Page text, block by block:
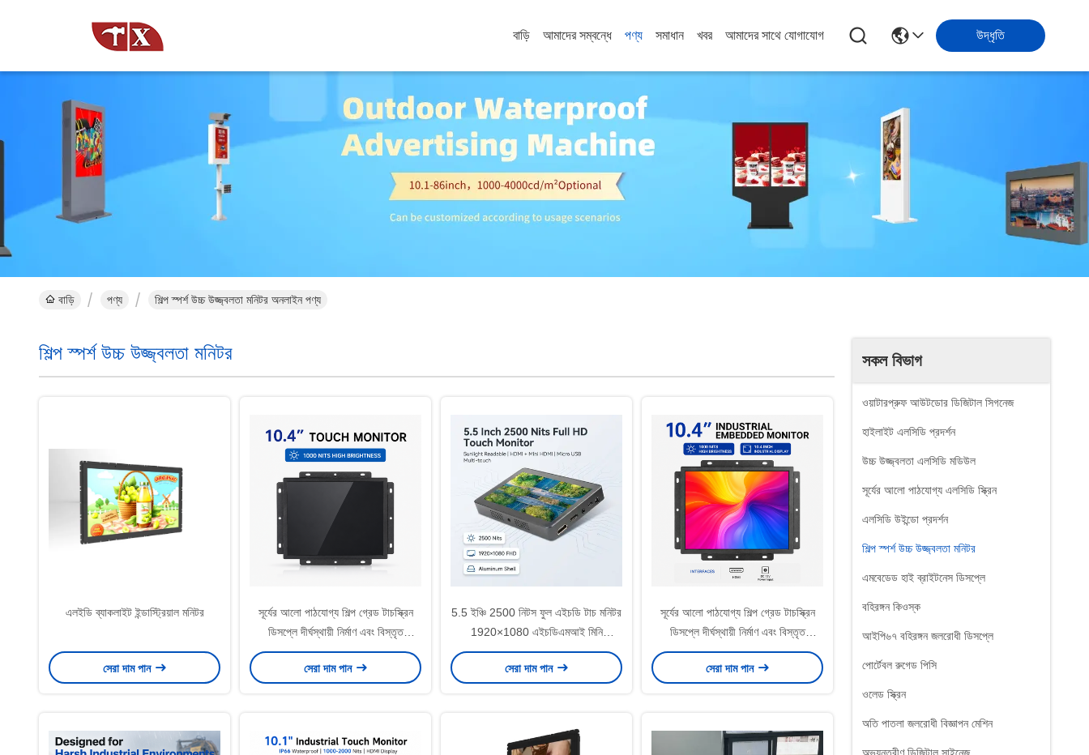
বাড়ি আমাদের সম্বন্ধে পণ্য সমাধান খবর আমাদের সাথে যোগাযোগ উদ্ধৃতি
বাড়ি পণ্য শিল্প স্পর্শ উচ্চ উজ্জ্বলতা মনিটর অনলাইন পণ্য
সকল বিভাগ
ওয়াটারপ্রুফ আউটডোর ডিজিটাল সিগনেজ
হাইলাইট এলসিডি প্রদর্শন
উচ্চ উজ্জ্বলতা এলসিডি মডিউল
সূর্যের আলো পাঠযোগ্য এলসিডি স্ক্রিন
এলসিডি উইন্ডো প্রদর্শন
শিল্প স্পর্শ উচ্চ উজ্জ্বলতা মনিটর
এমবেডেড হাই ব্রাইটনেস ডিসপ্লে
বহিরঙ্গন কিওস্ক
আইপি৬৭ বহিরঙ্গন জলরোধী ডিসপ্লে
পোর্টেবল রুগেড পিসি
ওলেড স্ক্রিন
অতি পাতলা জলরোধী বিজ্ঞাপন মেশিন
শিল্প স্পর্শ উচ্চ উজ্জ্বলতা মনিটর
এলইডি ব্যাকলাইট ইন্ডাস্ট্রিয়াল মনিটর
সেরা দাম পান
সূর্যের আলো পাঠযোগ্য শিল্প গ্রেড টাচস্ক্রিন
ডিসপ্লে দীর্ঘস্থায়ী নির্মাণ এবং বিস্তৃত
অপারেটিং তাপমাত্রা পরিসীমা বৈশিষ্ট্যযুক্ত
সেরা দাম পান
5.5 ইঞ্চি 2500 নিটস ফুল এইচডি টাচ মনিটর
1920×1080 এইচডিএমআই মিনি
এইচডিএমআই মাইক্রো ইউএসবি অ্যালুমিনিয়াম
শেল সানলাইট পাঠযোগ্য প্রদর্শন
সেরা দাম পান
সূর্যের আলো পাঠযোগ্য শিল্প গ্রেড টাচস্ক্রিন
ডিসপ্লে দীর্ঘস্থায়ী নির্মাণ এবং বিস্তৃত
অপারেটিং তাপমাত্রা পরিসীমা বৈশিষ্ট্যযুক্ত
সেরা দাম পান